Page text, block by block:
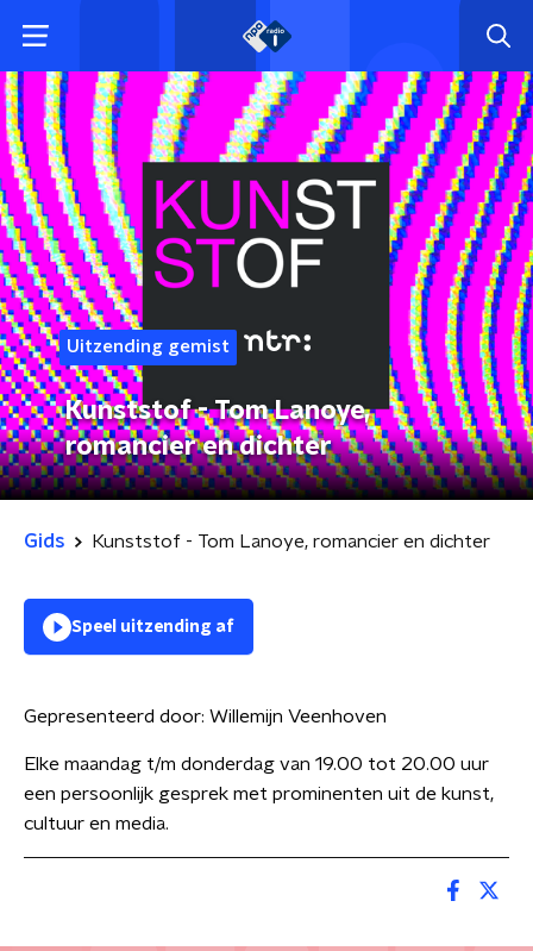
Uitzending gemist
Kunststof - Tom Lanoye,
romancier en dichter
Gids Kunststof - Tom Lanoye, romancier en dichter
Speel uitzending af
Gepresenteerd door: Willemijn Veenhoven
Elke maandag t/m donderdag van 19.00 tot 20.00 uur
een persoonlijk gesprek met prominenten uit de kunst,
cultuur en media.